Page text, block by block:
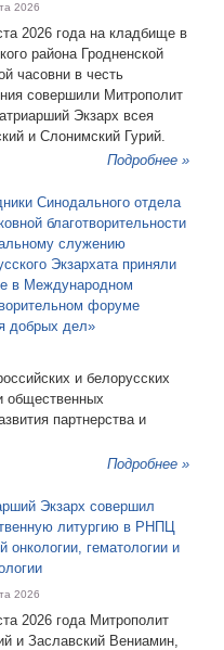
2026
2026 года на кладбище в
района Гродненской
часовни в честь
совершили Митрополит
Экзарх всея
и Слонимский Гурий.
Подробнее »
Синодального отдела
благотворительности
служению
Экзархата приняли
в Международном
форуме
добрых дел»
и белорусских
общественных
партнерства и
Подробнее »
Экзарх совершил
литургию в РНПЦ
онкологии, гематологии и
2026
2026 года Митрополит
и Заславский Вениамин,